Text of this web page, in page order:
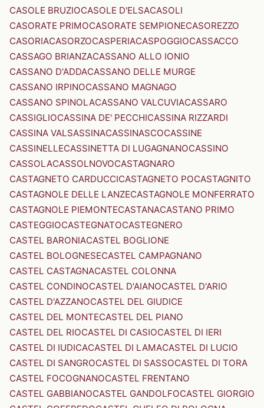
CASOLE BRUZIOCASOLE D'ELSACASOLI
CASORATE PRIMOCASORATE SEMPIONECASOREZZO
CASORIACASORZOCASPERIACASPOGGIOCASSACCO
CASSAGO BRIANZACASSANO ALLO IONIO
CASSANO D'ADDACASSANO DELLE MURGE
CASSANO IRPINOCASSANO MAGNAGO
CASSANO SPINOLACASSANO VALCUVIACASSARO
CASSIGLIOCASSINA DE' PECCHICASSINA RIZZARDI
CASSINA VALSASSINACASSINASCOCASSINE
CASSINELLECASSINETTA DI LUGAGNANOCASSINO
CASSOLACASSOLNOVOCASTAGNARO
CASTAGNETO CARDUCCICASTAGNETO POCASTAGNITO
CASTAGNOLE DELLE LANZECASTAGNOLE MONFERRATO
CASTAGNOLE PIEMONTECASTANACASTANO PRIMO
CASTEGGIOCASTEGNATOCASTEGNERO
CASTEL BARONIACASTEL BOGLIONE
CASTEL BOLOGNESECASTEL CAMPAGNANO
CASTEL CASTAGNACASTEL COLONNA
CASTEL CONDINOCASTEL D'AIANOCASTEL D'ARIO
CASTEL D'AZZANOCASTEL DEL GIUDICE
CASTEL DEL MONTECASTEL DEL PIANO
CASTEL DEL RIOCASTEL DI CASIOCASTEL DI IERI
CASTEL DI IUDICACASTEL DI LAMACASTEL DI LUCIO
CASTEL DI SANGROCASTEL DI SASSOCASTEL DI TORA
CASTEL FOCOGNANOCASTEL FRENTANO
CASTEL GABBIANOCASTEL GANDOLFOCASTEL GIORGIO